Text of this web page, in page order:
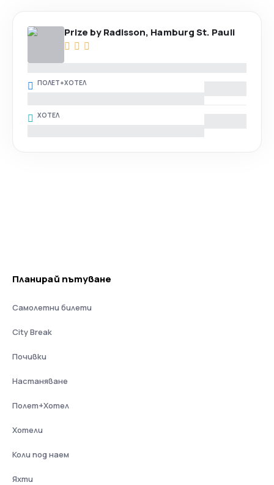
Prize by Radisson, Hamburg St. Pauli
ПОЛЕТ+ХОТЕЛ
ХОТЕЛ
Планирай пътуване
Самолетни билети
City Break
Почивки
Настаняване
Полет+Хотел
Хотели
Коли под наем
Яхти